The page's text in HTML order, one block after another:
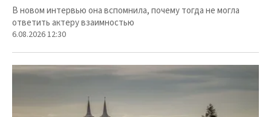
В новом интервью она вспомнила, почему тогда не могла
ответить актеру взаимностью
6.08.2026 12:30